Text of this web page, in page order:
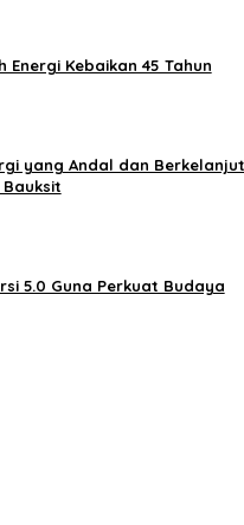
Energi Kebaikan 45 Tahun
yang Andal dan
Bauksit
5.0 Guna Perkuat Budaya